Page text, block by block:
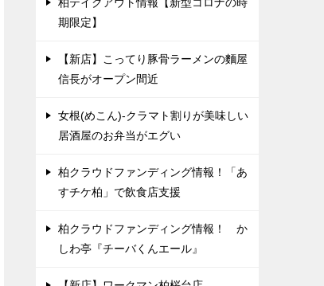
期限定】
【新店】こってり豚骨ラーメンの麵屋
信長がオープン間近
女根(めこん)-クラマト割りが美味しい
居酒屋のお弁当がエグい
柏クラウドファンディング情報！「あ
すチケ柏」で飲食店支援
柏クラウドファンディング情報！ か
しわ亭『チーバくんエール』